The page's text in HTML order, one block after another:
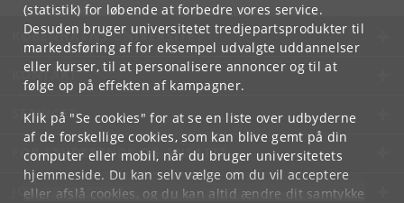
(statistik) for løbende at forbedre vores service.
Desuden bruger universitetet tredjepartsprodukter til
markedsføring af for eksempel udvalgte uddannelser
eller kurser, til at personalisere annoncer og til at
følge op på effekten af kampagner.
Klik på "Se cookies" for at se en liste over udbyderne
af de forskellige cookies, som kan blive gemt på din
computer eller mobil, når du bruger universitetets
hjemmeside. Du kan selv vælge om du vil acceptere
eller afslå cookies, og du kan altid ændre dit samtykke
KØBENHAVNS UNIVERSITET
KONTAKT
SERVICES
FOR STUDERENDE OG ANSATTE
JOB OG KARRIERE